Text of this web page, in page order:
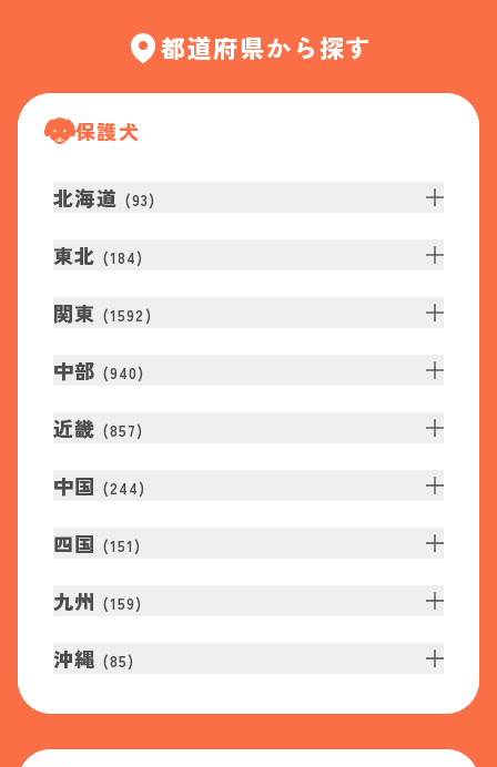
都道府県から探す
保護犬
北海道 (93)
東北 (184)
関東 (1592 )
中部 (940)
近畿 (857)
中国 (244)
四国 (151 )
九州 (159)
沖縄 (85)